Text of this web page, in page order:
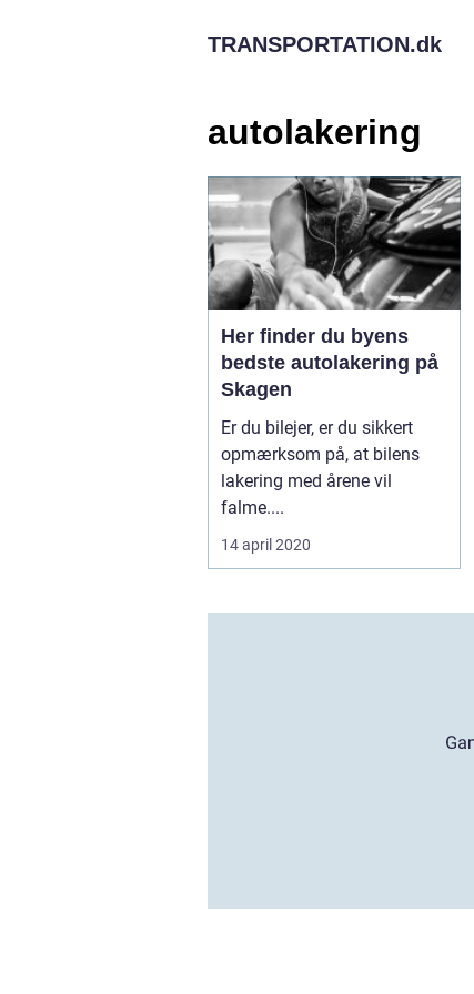
TRANSPORTATION.dk
autolakering
Her finder du byens
bedste autolakering på
Skagen
Er du bilejer, er du sikkert
opmærksom på, at bilens
lakering med årene vil
falme....
14 april 2020